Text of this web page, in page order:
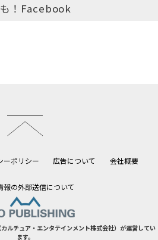
！Facebook
ーポリシー 広告について 会社概要
報の外部送信について
ルチュア・エンタテインメント株式会社）が運営してい
ます。